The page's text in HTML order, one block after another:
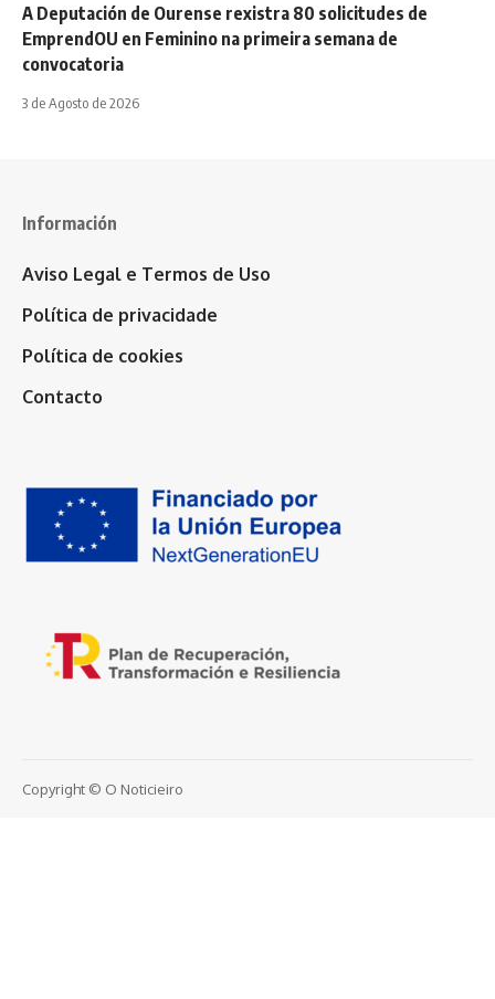
A Deputación de Ourense rexistra 80 solicitudes de
EmprendOU en Feminino na primeira semana de
convocatoria
3 de Agosto de 2026
Información
Aviso Legal e Termos de Uso
Política de privacidade
Política de cookies
Contacto
Copyright © O Noticieiro